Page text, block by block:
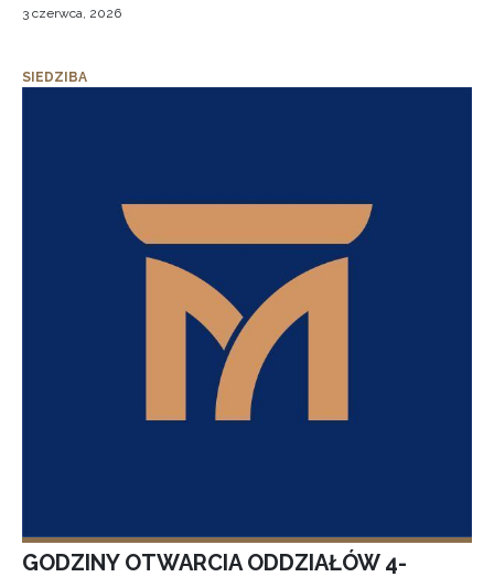
3 czerwca, 2026
SIEDZIBA
GODZINY OTWARCIA ODDZIAŁÓW 4-